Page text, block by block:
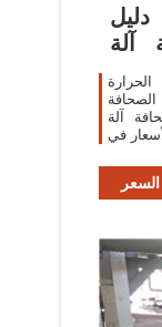
آلة
الصحافة
آلة